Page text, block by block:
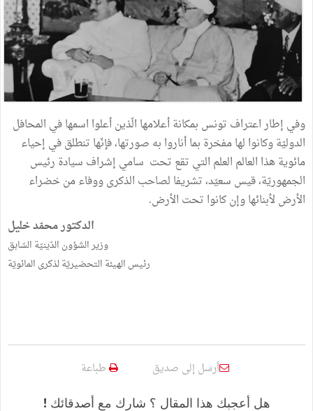
وفي إطار اعتراف تونس بمكانة أعلامها الّذين أعلوا اسمها في المحافل
الدوليّة وكانوا لها مفخرة بما أناروا به صورتها، فإنّها تنطلق في إحياء
مائوية هذا العالم العلم التي تقع تحت سامي إشراف سيادة رئيس
الجمهوريّة، قيس سعيّد، تشريفا لصاحب الذكرى ووفاء من خضراء
الأرض لأبنائها وإن كانوا تحت الأرض.
الدكتور محمّد خليل
وزير الشؤون الدّينيّة السّابق
رئيس الهيئة التحضيريّة لذكرى المائويّة
أرسل إلى صديق طباعة
هل أعجبك هذا المقال ؟ شارك مع أصدقائك !